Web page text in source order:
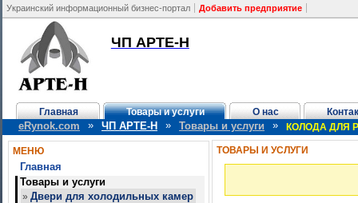
Украинский информационный бизнес-портал Добавить предприятие
ЧП АРТЕ-Н
Главная Товары и услуги О нас
eRynok.com » ЧП АРТЕ-Н » Товары и услуги » КОЛОДА ДЛЯ
МЕНЮ
Главная
Товары и услуги
» Двери для холодильных камер
ТОВАРЫ И УСЛУГИ